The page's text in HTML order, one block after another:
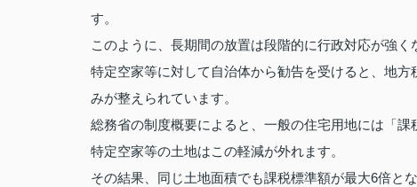
す。
このように、長期間の放置は段階的に行政対応が強く
特定空家等に対して自治体から勧告を受けると、地
みが整えられています。
総務省の制度概要によると、一般の住宅用地には「
特定空家等の土地はこの軽減が外れます。
その結果、同じ土地面積でも課税標準額が最大6倍と